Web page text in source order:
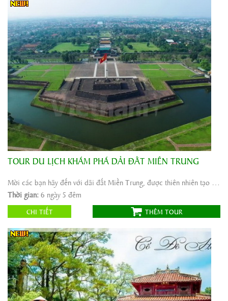
Khởi hành:
Nha Trang, Ninh Thuận
6 ngày 5 đêm
Phương tiện:
ô tô
Giá tour:3.333.000
TOUR DU LỊCH KHÁM PHÁ DẢI ĐẤT MIỀN TRUNG
Mời các bạn hãy đến với dãi đất Miền Trung, được thiên nhiên tạo hóa với bờ biển dài nằm ...
Thời gian:6 ngày 5 đêm
CHI TIẾT THÊM TOUR